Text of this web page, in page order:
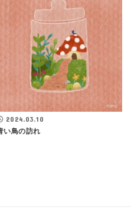
2024.03.10
い鳥の訪れ